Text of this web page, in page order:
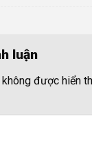
luận
được hiển